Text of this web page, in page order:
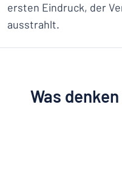
ersten Eindruck, der
ausstrahlt.
Was